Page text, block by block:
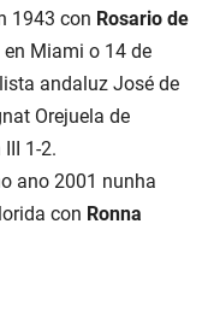
1943 con Rosario de
en Miami o 14 de
andaluz José de
Orejuela de
1-2.
ano 2001 nunha
con Ronna